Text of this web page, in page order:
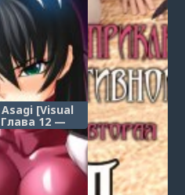
[Visual
12 —
— часть
6
5 8 9